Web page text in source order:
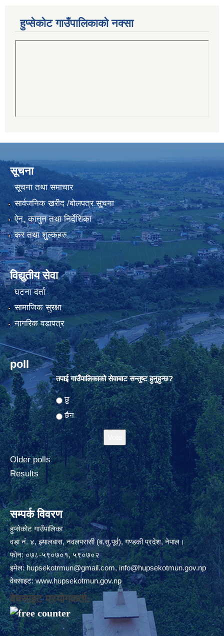
हुप्सेकोट गाउँपालिकाको नक्सा
सूचना
सूचना तथा समाचार
सार्वजनिक खरीद /बोलपत्र सूचना
ऐन, कानुन तथा निर्देशिका
कर तथा शुल्कहरु
विद्युतीय सेवा
घटना दर्ता
सामाजिक सुरक्षा
नागरिक वडापत्र
poll
तपाई गाउँपालिकाको सेवाबाट सन्तुष्ट हुनुहुन्छ?
Choices
छु
छैन
Older polls
Results
सम्पर्क विवरण
हुप्सेकोट गाउँपालिका
वडा नं. ४, झ्यालबास, नवलपरासी (ब.सु.पूर्व), गण्डकी प्रदेश, नेपाल।
फोन: ०७८-५९०७०१, ५९०७०२
इमेल:hupsekotrmun@gmail.com,info@hupsekotmun.gov.np
वेबसाइट:www.hupsekotmun.gov.np
वेबसाइट प्रयोगकर्ता: